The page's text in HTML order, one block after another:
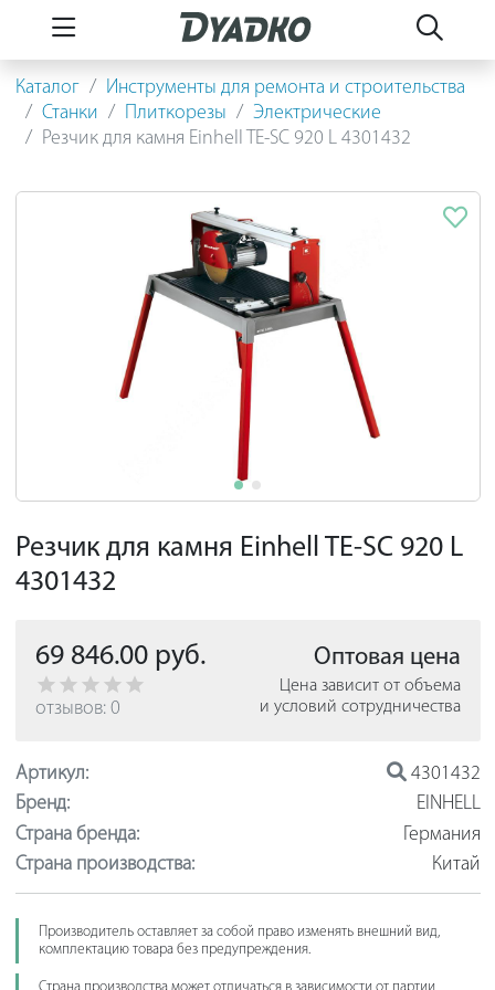
Каталог
Инструменты для ремонта и строительства
Станки
Плиткорезы
Электрические
Резчик для камня Einhell TE-SC 920 L 4301432
Резчик для камня Einhell TE-SC 920 L
4301432
69 846.00 руб.
отзывов: 0
Оптовая цена
Цена зависит от объема
и условий сотрудничества
Артикул:
4301432
Бренд:
EINHELL
Страна бренда:
Германия
Страна производства:
Китай
Производитель оставляет за собой право изменять внешний вид,
комплектацию товара без предупреждения.
Страна производства может отличаться в зависимости от партии